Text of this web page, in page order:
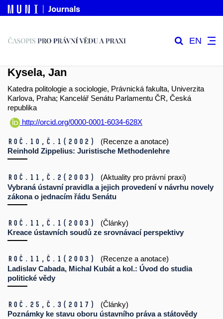
EN
Kysela, Jan
Katedra politologie a sociologie, Právnická fakulta, Univerzita
Karlova, Praha; Kancelář Senátu Parlamentu ČR, Česká
republika
http://orcid.org/0000-0001-6034-628X
Roč.10, č.1 (2002)
(Recenze a anotace)
Reinhold Zippelius: Juristische Methodenlehre
Roč.11, č.2 (2003)
(Aktuality pro právní praxi)
Vybraná ústavní pravidla a jejich provedení v návrhu novely
zákona o jednacím řádu Senátu
Roč.11, č.1 (2003)
(Články)
Kreace ústavních soudů ze srovnávací perspektivy
Roč.11, č.1 (2003)
(Recenze a anotace)
Ladislav Cabada, Michal Kubát a kol.: Úvod do studia
politické vědy
Roč.25, č.3 (2017)
(Články)
Poznámky ke stavu oboru ústavního práva a státovědy